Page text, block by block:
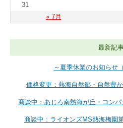
« 7月
31
最新記
～夏季休業のお知らせ
価格変更：熱海自然郷・自然豊
商談中：あじろ南熱海が丘・コンパ
商談中：ライオンズMS熱海梅園